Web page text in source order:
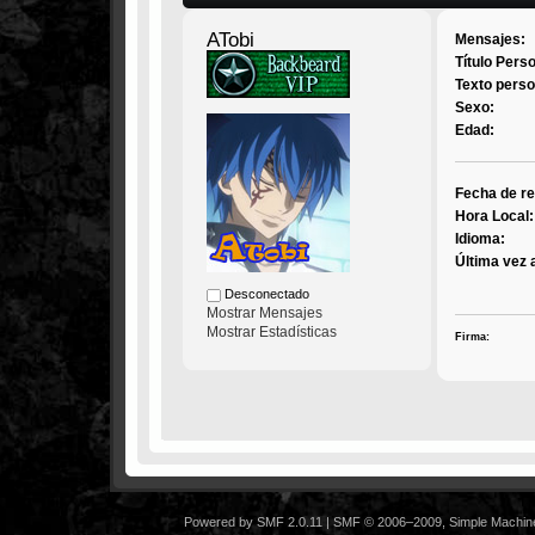
ATobi
Desconectado
Mostrar Mensajes
Mostrar Estadísticas
Mensajes:
Título
Texto
Sexo:
Edad:
Fecha de
Hora Local:
Idioma:
Última vez
Firma:
Powered by SMF 2.0.11 |SMF © 2006–2009, Simple